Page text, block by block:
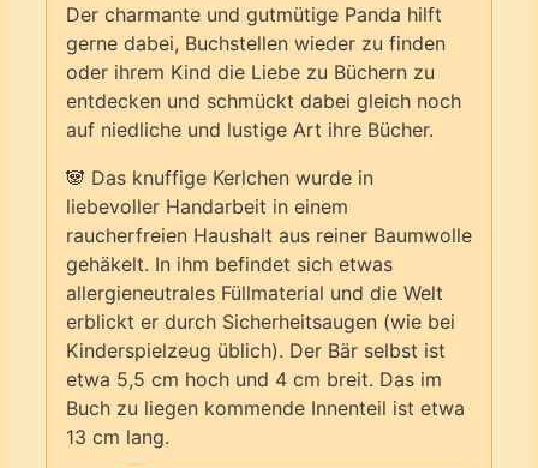
Der charmante und gutmütige Panda hilft
gerne dabei, Buchstellen wieder zu finden
oder ihrem Kind die Liebe zu Büchern zu
entdecken und schmückt dabei gleich noch
auf niedliche und lustige Art ihre Bücher.
🐼 Das knuffige Kerlchen wurde in
liebevoller Handarbeit in einem
raucherfreien Haushalt aus reiner Baumwolle
gehäkelt. In ihm befindet sich etwas
allergieneutrales Füllmaterial und die Welt
erblickt er durch Sicherheitsaugen (wie bei
Kinderspielzeug üblich). Der Bär selbst ist
etwa 5,5 cm hoch und 4 cm breit. Das im
Buch zu liegen kommende Innenteil ist etwa
13 cm lang.